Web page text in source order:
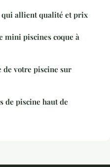
qui allient qualité et prix
mini piscines coque à
votre piscine sur
de piscine haut de